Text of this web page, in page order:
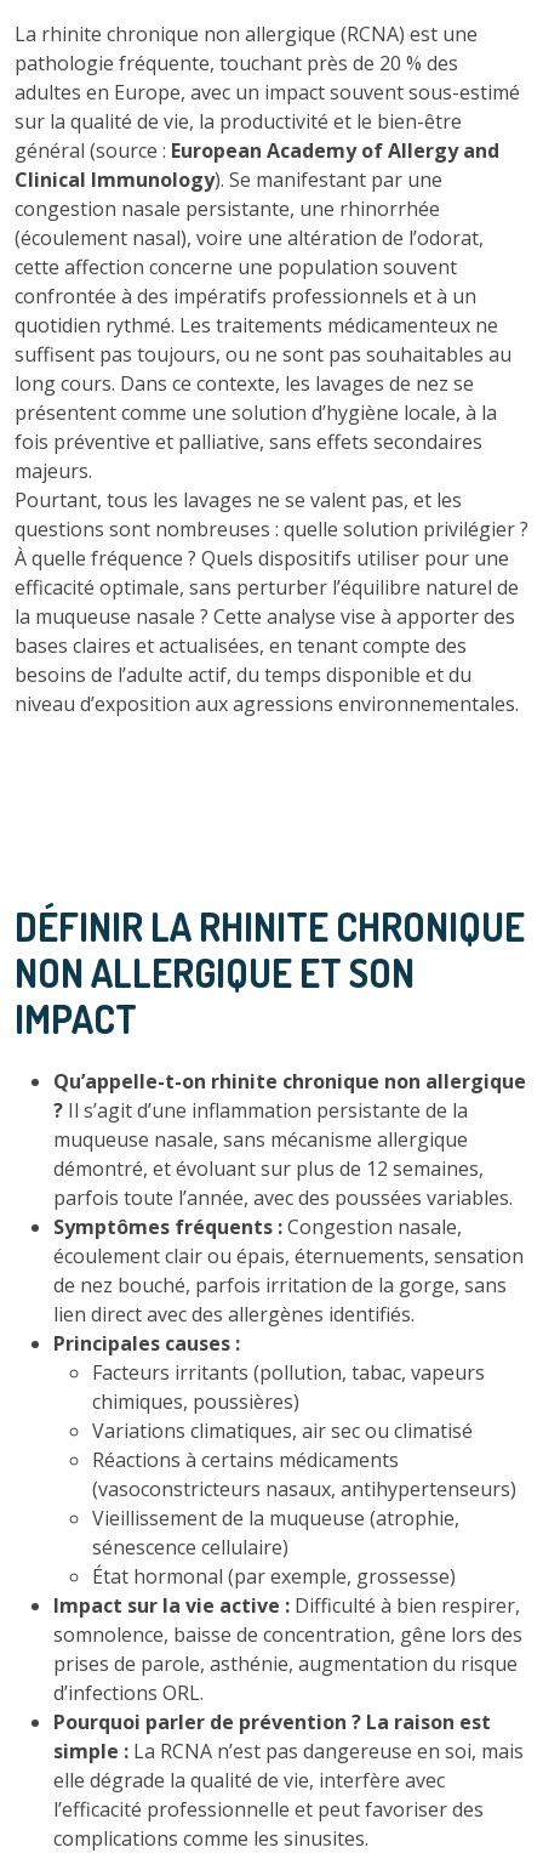
La rhinite chronique non allergique (RCNA) est une
pathologie fréquente, touchant près de 20 % des
adultes en Europe, avec un impact souvent sous-estimé
sur la qualité de vie, la productivité et le bien-être
général (source : European Academy of Allergy and
Clinical Immunology). Se manifestant par une
congestion nasale persistante, une rhinorrhée
(écoulement nasal), voire une altération de l’odorat,
cette affection concerne une population souvent
confrontée à des impératifs professionnels et à un
quotidien rythmé. Les traitements médicamenteux ne
suffisent pas toujours, ou ne sont pas souhaitables au
long cours. Dans ce contexte, les lavages de nez se
présentent comme une solution d’hygiène locale, à la
fois préventive et palliative, sans effets secondaires
majeurs.
Pourtant, tous les lavages ne se valent pas, et les
questions sont nombreuses : quelle solution privilégier ?
À quelle fréquence ? Quels dispositifs utiliser pour une
efficacité optimale, sans perturber l’équilibre naturel de
la muqueuse nasale ? Cette analyse vise à apporter des
bases claires et actualisées, en tenant compte des
besoins de l’adulte actif, du temps disponible et du
niveau d’exposition aux agressions environnementales.
DÉFINIR LA RHINITE CHRONIQUE
NON ALLERGIQUE ET SON
IMPACT
Qu’appelle-t-on rhinite chronique non allergique
? Il s’agit d’une inflammation persistante de la
muqueuse nasale, sans mécanisme allergique
démontré, et évoluant sur plus de 12 semaines,
parfois toute l’année, avec des poussées variables.
Symptômes fréquents :Congestion nasale,
écoulement clair ou épais, éternuements, sensation
de nez bouché, parfois irritation de la gorge, sans
lien direct avec des allergènes identifiés.
Principales causes :
Facteurs irritants (pollution, tabac, vapeurs
chimiques, poussières)
Variations climatiques, air sec ou climatisé
Réactions à certains médicaments
(vasoconstricteurs nasaux, antihypertenseurs)
Vieillissement de la muqueuse (atrophie,
sénescence cellulaire)
État hormonal (par exemple, grossesse)
Impact sur la vie active : Difficulté à bien respirer,
somnolence, baisse de concentration, gêne lors des
prises de parole, asthénie, augmentation du risque
d’infections ORL.
Pourquoi parler de prévention ? La raison est
simple : La RCNA n’est pas dangereuse en soi, mais
elle dégrade la qualité de vie, interfère avec
l’efficacité professionnelle et peut favoriser des
complications comme les sinusites.